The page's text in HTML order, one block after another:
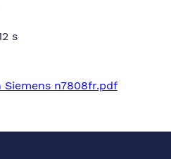
s
Siemens n7808fr.pdf